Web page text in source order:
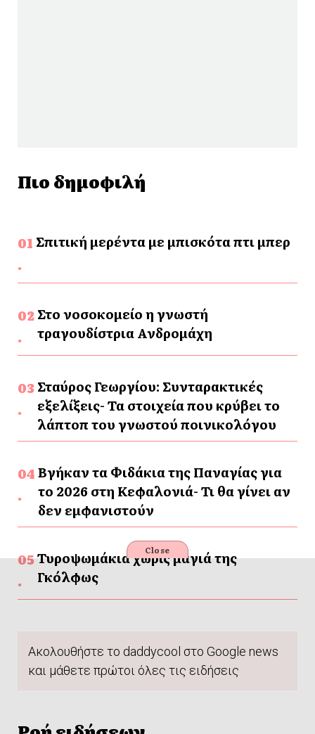
Πιο δημοφιλή
Σπιτική μερέντα με μπισκότα πτι μπερ
Στο νοσοκομείο η γνωστή
τραγουδίστρια Ανδρομάχη
Σταύρος Γεωργίου: Συνταρακτικές
εξελίξεις- Τα στοιχεία που κρύβει το
λάπτοπ του γνωστού ποινικολόγου
Βγήκαν τα Φιδάκια της Παναγίας για
το 2026 στη Κεφαλονιά- Τι θα γίνει αν
δεν εμφανιστούν
Τυροψωμάκια χωρίς μαγιά της
Γκόλφως
Ακολουθήστε το daddycool στο Google news
και μάθετε πρώτοι όλες τις ειδήσεις
Close